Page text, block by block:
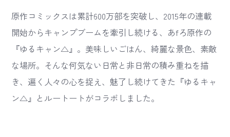
原作コミックスは累計600万部を突破し、2015年の連載
開始からキャンプブームを牽引し続ける、あfろ原作の
『ゆるキャン△』。美味しいごはん、綺麗な景色、素敵
な場所。そんな何気ない日常と非日常の積み重ねを描
き、遍く人々の心を捉え、魅了し続けてきた『ゆるキャ
ン△』とルートートがコラボしました。